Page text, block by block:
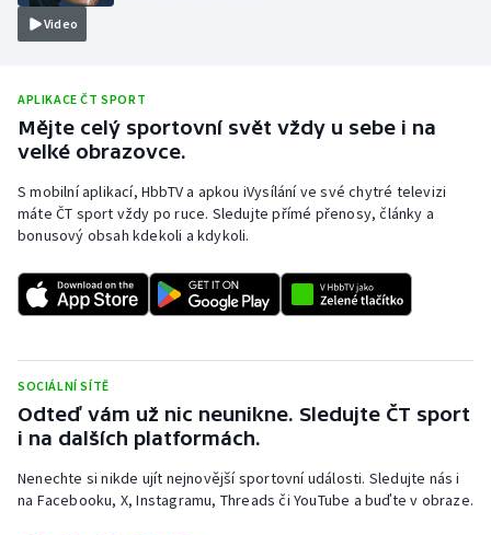
Plavání
Ragby
Rychlobruslení
Rychlostní kanoistika
Short track
Stolní tenis
Triatlon
Veslování
Video
APLIKACE ČT SPORT
Mějte celý sportovní svět vždy u sebe i na
velké obrazovce.
S mobilní aplikací, HbbTV a apkou iVysílání ve své chytré televizi
máte ČT sport vždy po ruce. Sledujte přímé přenosy, články a
bonusový obsah kdekoli a kdykoli.
SOCIÁLNÍ SÍTĚ
Odteď vám už nic neunikne. Sledujte ČT sport
i na dalších platformách.
Nenechte si nikde ujít nejnovější sportovní události. Sledujte nás i
na Facebooku, X, Instagramu, Threads či YouTube a buďte v obraze.